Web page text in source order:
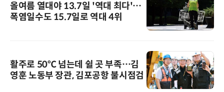
올여름 열대야 13.7일 '역대 최다'…
폭염일수도 15.7일로 역대 4위
활주로 50℃ 넘는데 쉴 곳 부족…김
영훈 노동부 장관, 김포공항 불시점검